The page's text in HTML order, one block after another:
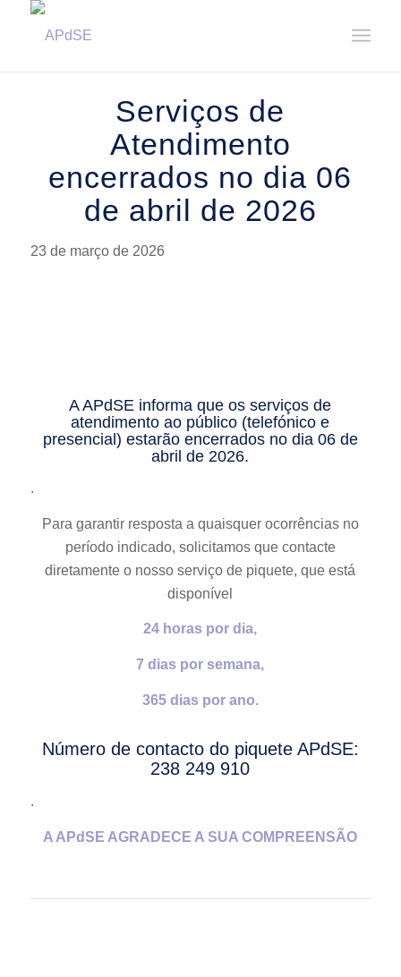
Serviços de Atendimento encerrados no dia 06 de abril de 2026
Serviços de
Atendimento
encerrados no dia 06
de abril de 2026
23 de março de 2026
A APdSE informa que os serviços de
atendimento ao público (telefónico e
presencial) estarão encerrados no dia 06 de
abril de 2026.
.
Para garantir resposta a quaisquer ocorrências no
período indicado, solicitamos que contacte
diretamente o nosso serviço de piquete, que está
disponível
24 horas por dia,
7 dias por semana,
365 dias por ano.
Número de contacto do piquete APdSE:
238 249 910
.
A APdSE AGRADECE A SUA COMPREENSÃO